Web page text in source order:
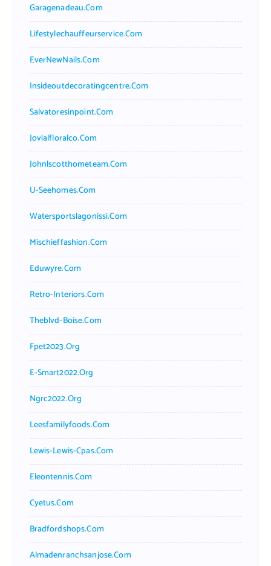
Garagenadeau.com
Lifestylechauffeurservice.com
EverNewNails.com
Insideoutdecoratingcentre.com
Salvatoresinpoint.com
Jovialfloralco.com
Johnlscotthometeam.com
U-Seehomes.com
Watersportslagonissi.com
Mischieffashion.com
Eduwyre.com
Retro-Interiors.com
Theblvd-Boise.com
Fpet2023.org
E-Smart2022.org
Ngrc2022.org
Leesfamilyfoods.com
Lewis-Lewis-Cpas.com
Eleontennis.com
Cyetus.com
Bradfordshops.com
Almadenranchsanjose.com